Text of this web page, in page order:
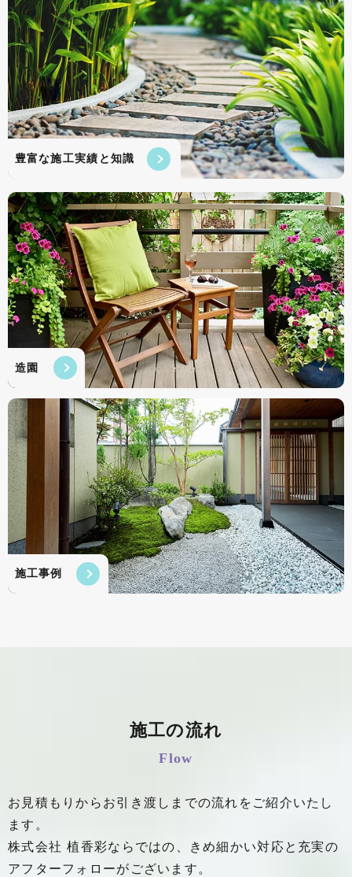
豊富な施工実績と知識
造園
施工事例
施工の流れ
Flow
お見積もりからお引き渡しまでの流れをご紹介いたし
ます。
株式会社 植香彩ならではの、きめ細かい対応と充実の
アフターフォローがございます。